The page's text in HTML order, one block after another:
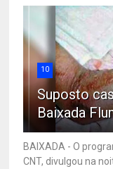
10
Suposto
Baixada
BAIXADA - O
CNT, divulgou na